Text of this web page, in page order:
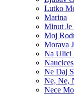
Lutko
Marina
Minut Je
Moj
Morava
Na Ulici
Naucices
Ne Daj
Ne, Ne,
Nece